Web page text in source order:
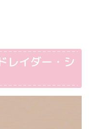
レイダー・シ